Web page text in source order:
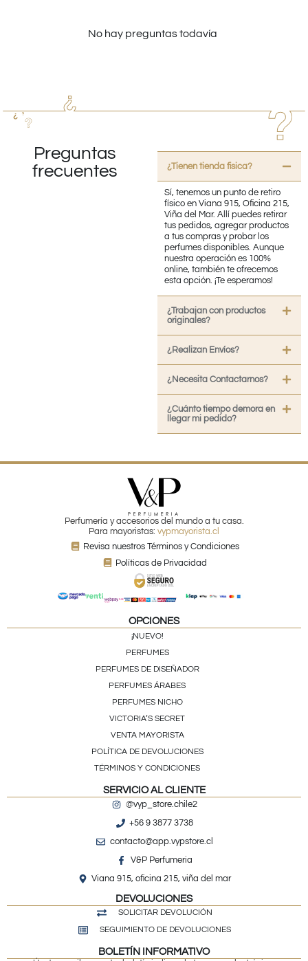
No hay preguntas todavía
Preguntas
frecuentes
¿Tienen tienda fisica?
Sí, tenemos un punto de retiro
físico en Viana 915, Oficina 215,
Viña del Mar. Allí puedes retirar
tus pedidos, agregar productos
a tus compras y probar los
perfumes disponibles. Aunque
nuestra operación es 100%
online, también te ofrecemos
esta opción. ¡Te esperamos!
¿Trabajan con productos
originales?
¿Realizan Envíos?
¿Necesita Contactarnos?
¿Cuánto tiempo demora en
llegar mi pedido?
Perfumería y accesorios del mundo a tu casa.
Para mayoristas: vypmayorista.cl
Revisa nuestros Términos y Condiciones
Políticas de Privacidad
OPCIONES
¡NUEVO!
PERFUMES
PERFUMES DE DISEÑADOR
PERFUMES ÁRABES
PERFUMES NICHO
VICTORIA’S SECRET
VENTA MAYORISTA
POLÍTICA DE DEVOLUCIONES
TÉRMINOS Y CONDICIONES
SERVICIO AL CLIENTE
@vyp_store.chile2
+56 9 3877 3738
contacto@app.vypstore.cl
V&P Perfumeria
Viana 915, oficina 215, viña del mar
DEVOLUCIONES
SOLICITAR DEVOLUCIÓN
SEGUIMIENTO DE DEVOLUCIONES
BOLETÍN INFORMATIVO